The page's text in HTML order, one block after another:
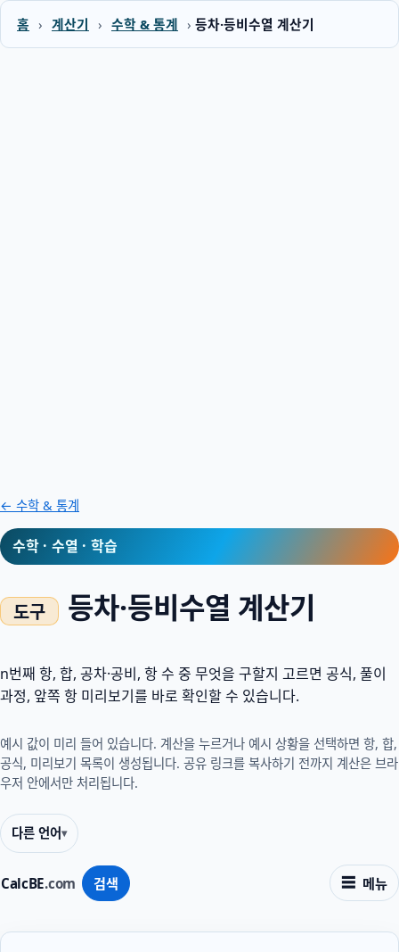
홈 › 계산기 › 수학 & 통계 › 등차·등비수열 계산기
CalcBE.com 검색 메뉴
← 수학 & 통계
수학 · 수열 · 학습
등차·등비수열 계산기
n번째 항, 합, 공차·공비, 항 수 중 무엇을 구할지 고르면 공식, 풀이
과정, 앞쪽 항 미리보기를 바로 확인할 수 있습니다.
예시 값이 미리 들어 있습니다. 계산을 누르거나 예시 상황을 선택하면 항, 합,
공식, 미리보기 목록이 생성됩니다. 공유 링크를 복사하기 전까지 계산은 브라
우저 안에서만 처리됩니다.
다른 언어